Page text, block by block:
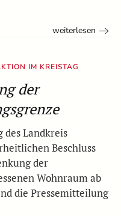
weiterlesen
IM KREISTAG
der
Landkreis
Beschluss
der
Wohnraum ab
die Pressemitteilung